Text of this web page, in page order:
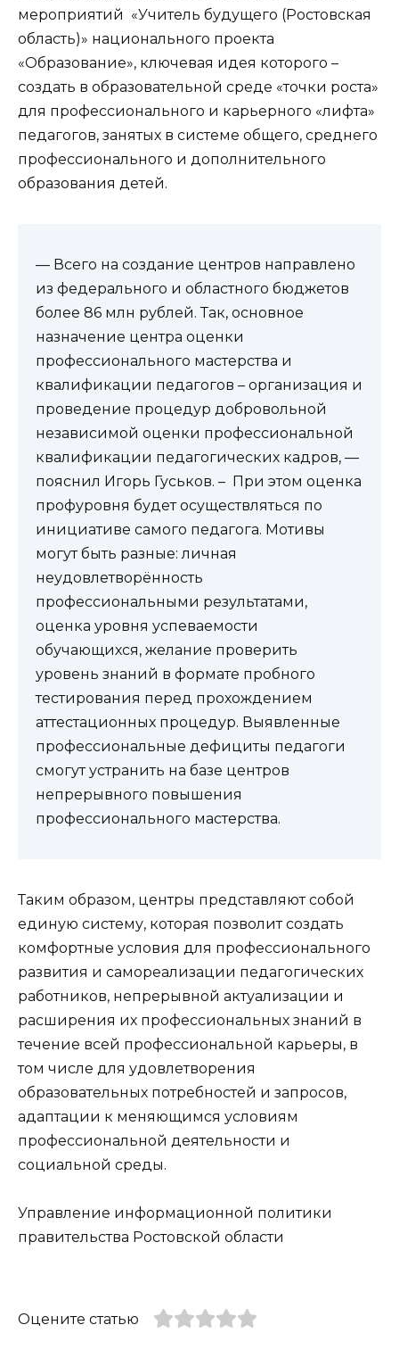
мероприятий «Учитель будущего (Ростовская
область)» национального проекта
«Образование», ключевая идея которого –
создать в образовательной среде «точки роста»
для профессионального и карьерного «лифта»
педагогов, занятых в системе общего, среднего
профессионального и дополнительного
образования детей.
— Всего на создание центров направлено
из федерального и областного бюджетов
более 86 млн рублей. Так, основное
назначение центра оценки
профессионального мастерства и
квалификации педагогов – организация и
проведение процедур добровольной
независимой оценки профессиональной
квалификации педагогических кадров, —
пояснил Игорь Гуськов. – При этом оценка
профуровня будет осуществляться по
инициативе самого педагога. Мотивы
могут быть разные: личная
неудовлетворённость
профессиональными результатами,
оценка уровня успеваемости
обучающихся, желание проверить
уровень знаний в формате пробного
тестирования перед прохождением
аттестационных процедур. Выявленные
профессиональные дефициты педагоги
смогут устранить на базе центров
непрерывного повышения
профессионального мастерства.
Таким образом, центры представляют собой
единую систему, которая позволит создать
комфортные условия для профессионального
развития и самореализации педагогических
работников, непрерывной актуализации и
расширения их профессиональных знаний в
течение всей профессиональной карьеры, в
том числе для удовлетворения
образовательных потребностей и запросов,
адаптации к меняющимся условиям
профессиональной деятельности и
социальной среды.
Управление информационной политики
правительства Ростовской области
Оцените статью